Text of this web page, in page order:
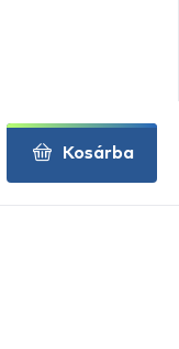
Kosárba